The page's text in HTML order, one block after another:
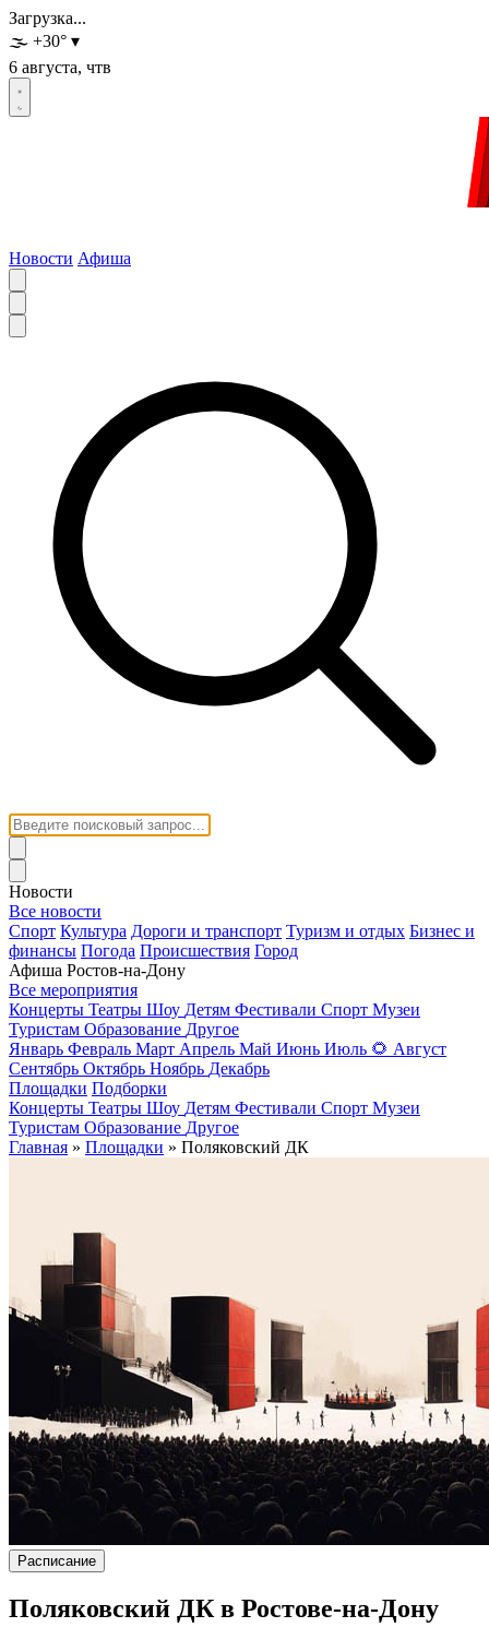
Загрузка...
🌫️ +30° ▾
6 августа, чтв
Новости Афиша
Новости
Все новости
Спорт Культура Дороги и транспорт Туризм и отдых Бизнес и
финансы Погода Происшествия Город
Афиша Ростов-на-Дону
Все мероприятия
Концерты Театры Шоу Детям Фестивали Спорт Музеи
Туристам Образование Другое
Январь Февраль Март Апрель Май Июнь Июль 🌻 Август
Сентябрь Октябрь Ноябрь Декабрь
Площадки Подборки
Концерты Театры Шоу Детям Фестивали Спорт Музеи
Туристам Образование Другое
Главная » Площадки » Поляковский ДК
Расписание
Поляковский ДК в Ростове-на-Дону